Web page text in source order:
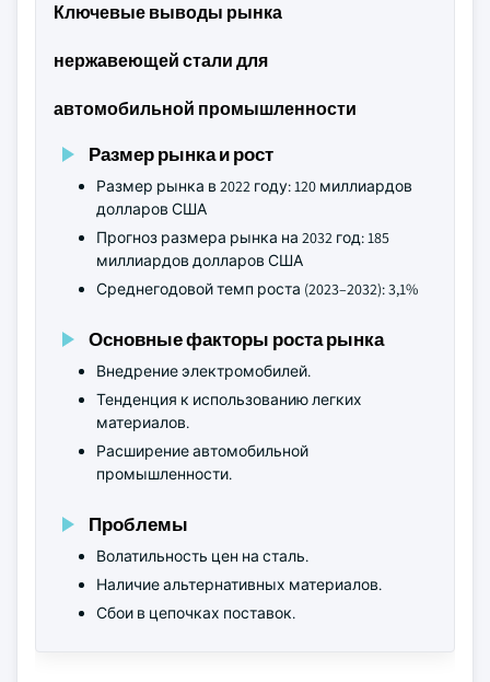
Ключевые выводы рынка
нержавеющей стали для
автомобильной промышленности
Размер рынка и рост
Размер рынка в 2022 году: 120 миллиардов
долларов США
Прогноз размера рынка на 2032 год: 185
миллиардов долларов США
Среднегодовой темп роста (2023–2032): 3,1%
Основные факторы роста рынка
Внедрение электромобилей.
Тенденция к использованию легких
материалов.
Расширение автомобильной
промышленности.
Проблемы
Волатильность цен на сталь.
Наличие альтернативных материалов.
Сбои в цепочках поставок.